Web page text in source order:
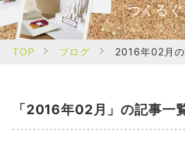
つくるぐ
TOP ブログ 2016年02月
「2016年02月」の記事一